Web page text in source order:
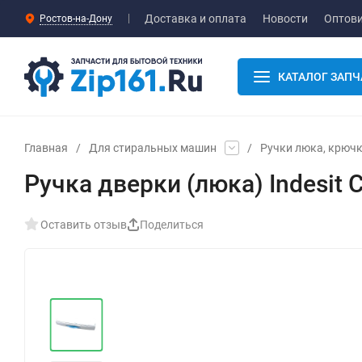
Ростов-на-Дону Доставка и оплата Новости
КАТАЛОГ
Главная / Для стиральных машин / Ручки люка,
Ручка дверки (люка) Indesit
Оставить отзыв Поделиться